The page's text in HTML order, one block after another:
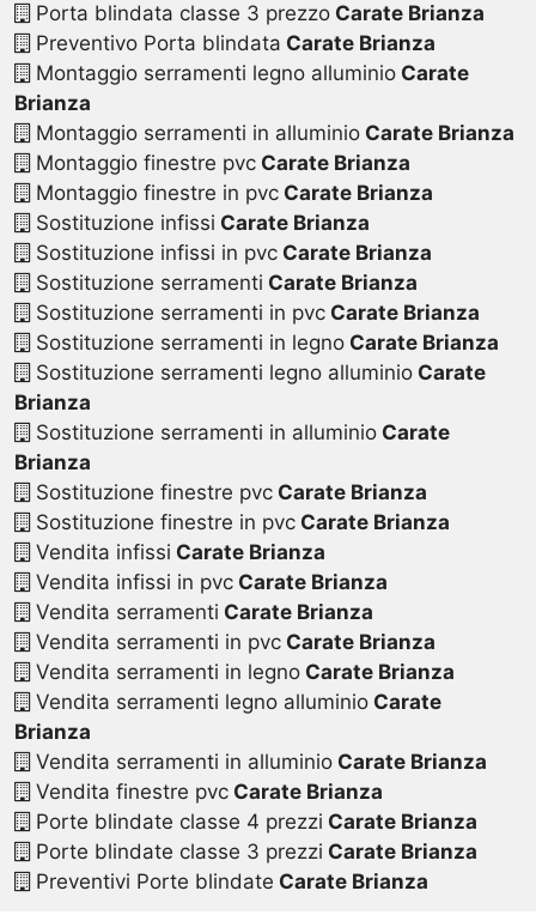
Porta blindata classe 3 prezzoCarate Brianza
Preventivo Porta blindata Carate Brianza
Montaggio serramenti legno alluminioCarate
Brianza
Montaggio serramenti in alluminioCarate Brianza
Montaggio finestre pvcCarate Brianza
Montaggio finestre in pvcCarate Brianza
Sostituzione infissi Carate Brianza
Sostituzione infissi in pvcCarate Brianza
Sostituzione serramenti Carate Brianza
Sostituzione serramenti in pvcCarate Brianza
Sostituzione serramenti in legnoCarate Brianza
Sostituzione serramenti legno alluminioCarate
Brianza
Sostituzione serramenti in alluminioCarate
Brianza
Sostituzione finestre pvcCarate Brianza
Sostituzione finestre in pvcCarate Brianza
Vendita infissi Carate Brianza
Vendita infissi in pvcCarate Brianza
Vendita serramenti Carate Brianza
Vendita serramenti in pvcCarate Brianza
Vendita serramenti in legnoCarate Brianza
Vendita serramenti legno alluminioCarate
Brianza
Vendita serramenti in alluminioCarate Brianza
Vendita finestre pvcCarate Brianza
Porte blindate classe 4 prezzi Carate Brianza
Porte blindate classe 3 prezzi Carate Brianza
Preventivi Porte blindate Carate Brianza